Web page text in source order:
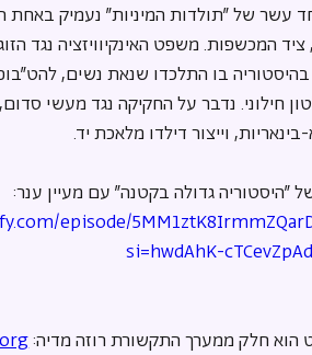
עשר של "תולדות המיניות" נעמיק באחת
המכשפות. משפט האינקיוויזציה נגד
בו התלכדו שנאת נשים,
חילוני. נדבר על החקיקה נגד מעשי
וייצור דילדו מלאכת יד.
episode/
si=hwdAhK-
הוא חלק ממערך התקשורת רוזה מדיה: